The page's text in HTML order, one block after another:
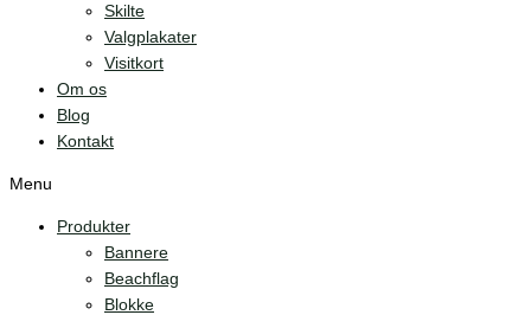
Skilte
Valgplakater
Visitkort
Om os
Blog
Kontakt
Menu
Produkter
Bannere
Beachflag
Blokke